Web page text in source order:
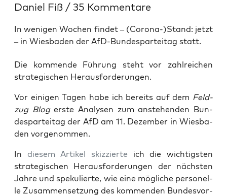
Daniel Fiß / 35 Kommentare
In wenigen Wochen findet – (Corona-)Stand: jetzt
– in Wiesbaden der AfD-Bundesparteitag statt.
Die kom­men­de Füh­rung steht vor zahl­rei­chen
stra­te­gi­schen Herausforderungen.
Vor eini­gen Tagen habe ich bereits auf dem Feld­
zug Blogers­te Ana­ly­sen zum anste­hen­den Bun­
des­par­tei­tag der AfD am 11. Dezem­ber in Wies­ba­
den vorgenommen.
In die­sem Arti­kel skiz­zier­te ich die wich­tigs­ten
stra­te­gi­schen Her­aus­for­de­run­gen der nächs­ten
Jah­re und spe­ku­lier­te, wie eine mög­li­che per­so­nel­
le Zusam­men­set­zung des kom­men­den Bun­des­vor­